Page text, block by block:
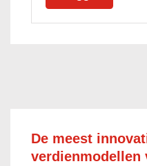
De meest
verdienmodellen